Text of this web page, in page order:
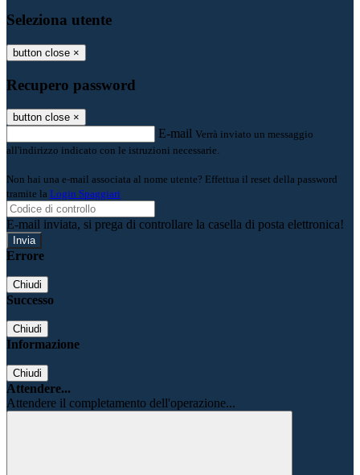
Seleziona utente
button close ×
Recupero password
button close ×
E-mail Verrà inviato un messaggio
all'indirizzo indicato con le istruzioni necessarie.
Non hai una e-mail associata al nome utente? Effettua il reset della password
tramite la Login Spaggiari
E-mail inviata, si prega di controllare la casella di posta elettronica!
Errore
Chiudi
Successo
Chiudi
Informazione
Chiudi
Attendere...
Attendere il completamento dell'operazione...